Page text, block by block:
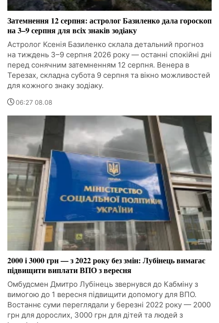
Затемнення 12 серпня: астролог Базиленко дала гороскоп
на 3–9 серпня для всіх знаків зодіаку
Астролог Ксенія Базиленко склала детальний прогноз
на тиждень 3–9 серпня 2026 року — останні спокійні дні
перед сонячним затемненням 12 серпня. Венера в
Терезах, складна субота 9 серпня та вікно можливостей
для кожного знаку зодіаку.
06:27 08.08
2000 і 3000 грн — з 2022 року без змін: Лубінець вимагає
підвищити виплати ВПО з вересня
Омбудсмен Дмитро Лубінець звернувся до Кабміну з
вимогою до 1 вересня підвищити допомогу для ВПО.
Востаннє суми переглядали у березні 2022 року — 2000
грн для дорослих, 3000 грн для дітей та людей з